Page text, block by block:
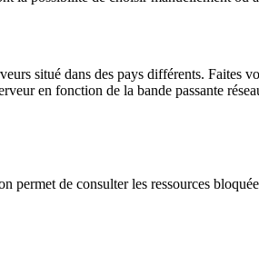
situé dans des pays différents. Faites
en fonction de la bande passante
permet de consulter les ressources